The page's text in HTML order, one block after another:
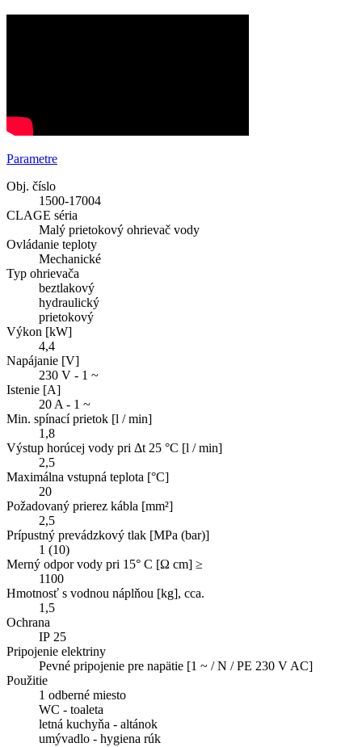
Parametre
Obj. číslo
1500-17004
CLAGE séria
Malý prietokový ohrievač vody
Ovládanie teploty
Mechanické
Typ ohrievača
beztlakový
hydraulický
prietokový
Výkon [kW]
4,4
Napájanie [V]
230 V - 1 ~
Istenie [A]
20 A - 1 ~
Min. spínací prietok [l / min]
1,8
Výstup horúcej vody pri Δt 25 °C [l / min]
2,5
Maximálna vstupná teplota [°C]
20
Požadovaný prierez kábla [mm²]
2,5
Prípustný prevádzkový tlak [MPa (bar)]
1 (10)
Merný odpor vody pri 15° C [Ω cm] ≥
1100
Hmotnosť s vodnou náplňou [kg], cca.
1,5
Ochrana
IP 25
Pripojenie elektriny
Pevné pripojenie pre napätie [1 ~ / N / PE 230 V AC]
Použitie
1 odberné miesto
WC - toaleta
letná kuchyňa - altánok
umývadlo - hygiena rúk